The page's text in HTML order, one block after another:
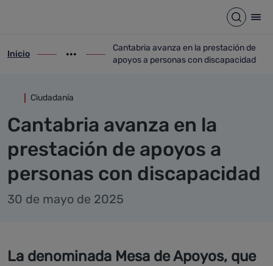
Abrir
ir-a inicio
Inicio
Mostrar opciones del camino de migas
ir-a Cantabria avanza en la prestación
Cantabria avanza en la prestación de
apoyos a personas con discapacidad
Ciudadanía
Cantabria avanza en la
prestación de apoyos a
personas con discapacidad
30 de mayo de 2025
La denominada Mesa de Apoyos, que